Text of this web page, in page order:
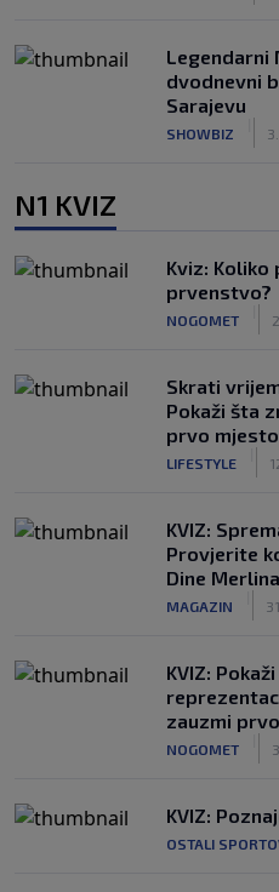
Legendarni
dvodnevni
Sarajevu
SHOWBIZ
N1 KVIZ
Kviz:
prvenstvo?
NOGOMET
Skrati
Pokaži šta
prvo
LIFESTYLE
KVIZ:
Provjerite
Dine Merlina
MAGAZIN
KVIZ:
zauzmi
NOGOMET
KVIZ:
OSTALI